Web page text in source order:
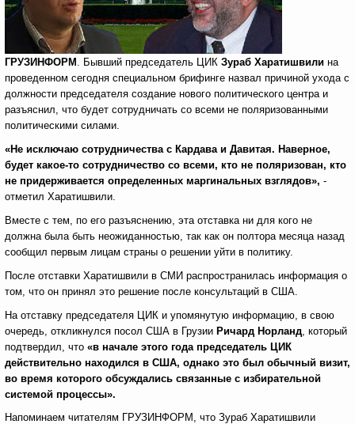
ГРУЗИНФОРМ . Бывший председатель ЦИК Зураб Харатишвили на
проведенном сегодня специальном брифинге назвал причиной ухода с
должности председателя создание нового политического центра и
разъяснил, что будет сотрудничать со всеми не поляризованными
политическими силами.
«Не исключаю сотрудничества с Кардава и Давитая. Наверное,
будет какое-то сотрудничество со всеми, кто не поляризован, кто
не придерживается определенных маргинальных взглядов», -
отметил Харатишвили.
Вместе с тем, по его разъяснению, эта отставка ни для кого не
должна была быть неожиданностью, так как он полтора месяца назад
сообщил первым лицам страны о решении уйти в политику.
После отставки Харатишвили в СМИ распространилась информация о
том, что он принял это решение после консультаций в США.
На отставку председателя ЦИК и упомянутую информацию, в свою
очередь, откликнулся посол США в Грузии Ричард Норланд, который
подтвердил, что «в начале этого года председатель ЦИК
действительно находился в США, однако это был обычный визит,
во время которого обсуждались связанные с избирательной
системой процессы».
Напоминаем читателям ГРУЗИНФОРМ, что Зураб Харатишвили